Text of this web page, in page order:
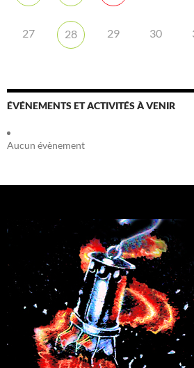
27 28 29 30
ÉVÉNEMENTS ET ACTIVITÉS À VENIR
Aucun évènement